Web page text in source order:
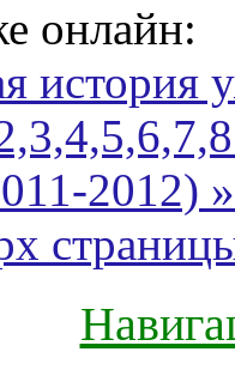
онлайн:
2012) »